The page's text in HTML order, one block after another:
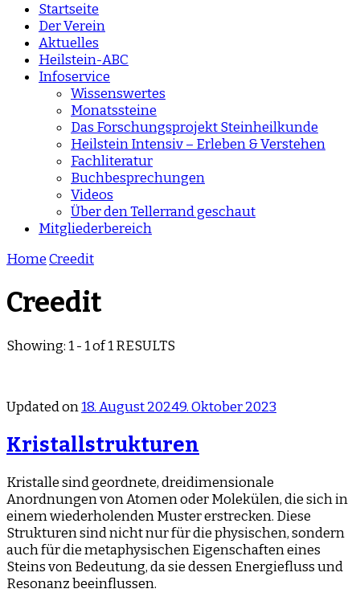
Startseite
Der Verein
Aktuelles
Heilstein-ABC
Infoservice
Wissenswertes
Monatssteine
Das Forschungsprojekt Steinheilkunde
Heilstein Intensiv – Erleben & Verstehen
Fachliteratur
Buchbesprechungen
Videos
Über den Tellerrand geschaut
Mitgliederbereich
HomeCreedit
Creedit
Showing: 1 - 1 of 1 RESULTS
Updated on18. August 20249. Oktober 2023
Kristallstrukturen
Kristalle sind geordnete, dreidimensionale
Anordnungen von Atomen oder Molekülen, die sich in
einem wiederholenden Muster erstrecken. Diese
Strukturen sind nicht nur für die physischen, sondern
auch für die metaphysischen Eigenschaften eines
Steins von Bedeutung, da sie dessen Energiefluss und
Resonanz beeinflussen.